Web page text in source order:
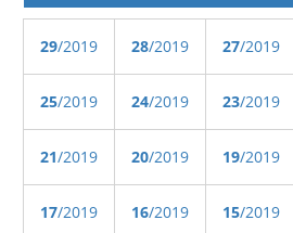
29/2019 28/2019 27/2019
25/2019 24/2019 23/2019
21/2019 20/2019 19/2019
17/2019 16/2019 15/2019